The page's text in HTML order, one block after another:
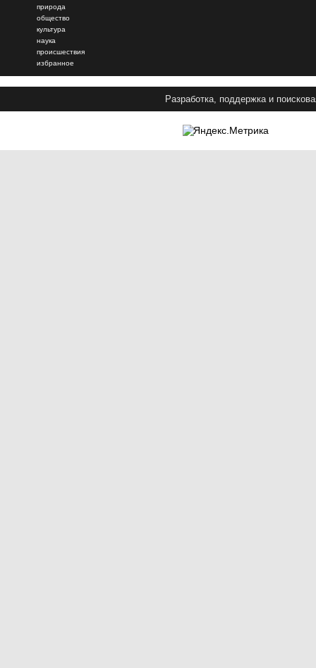
природа
общество
культура
наука
происшествия
избранное
Разработка, поддержка и